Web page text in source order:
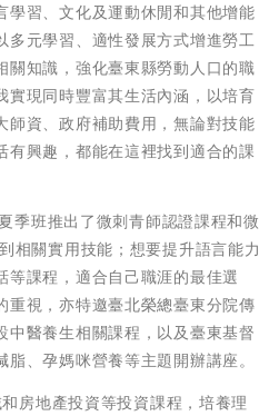
學習、文化及運動休閒和其他增能
多元學習、適性發展方式增進勞工
關知識，強化臺東縣勞動人口的職
實現同時豐富其生活內涵，以培育
師資、政府補助費用，無論對技能
有興趣，都能在這裡找到適合的課
季班推出了微刺青師認證課程和微
相關實用技能；想要提升語言能力
等課程，適合自己職涯的最佳選
重視，亦特邀臺北榮總臺東分院傳
中醫養生相關課程，以及臺東基督
、孕媽咪營養等主題開辦講座。
房地產投資等投資課程，培養理